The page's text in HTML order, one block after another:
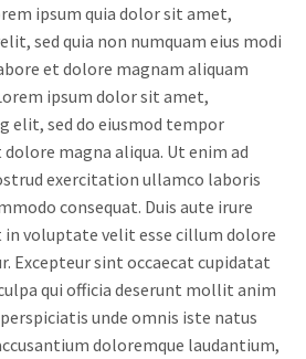
ipsum quia dolor sit amet,
sed quia non numquam eius modi
et dolore magnam aliquam
ipsum dolor sit amet,
elit, sed do eiusmod tempor
magna aliqua. Ut enim ad
exercitation ullamco laboris
consequat. Duis aute irure
voluptate velit esse cillum dolore
Excepteur sint occaecat cupidatat
qui officia deserunt mollit anim
unde omnis iste natus
doloremque laudantium,